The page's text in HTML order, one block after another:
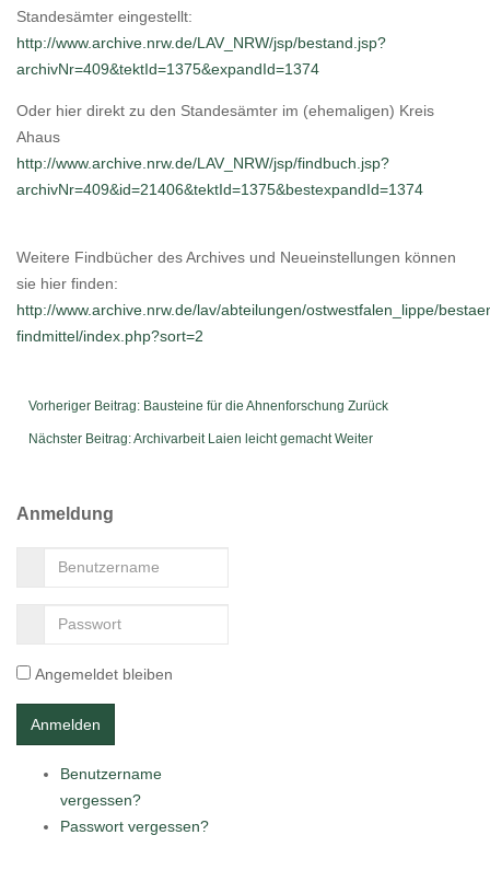
Standesämter eingestellt:
http://www.archive.nrw.de/LAV_NRW/jsp/bestand.jsp?
archivNr=409&tektId=1375&expandId=1374
Oder hier direkt zu den Standesämter im (ehemaligen) Kreis
Ahaus
http://www.archive.nrw.de/LAV_NRW/jsp/findbuch.jsp?
archivNr=409&id=21406&tektId=1375&bestexpandId=1374
Weitere Findbücher des Archives und Neueinstellungen können
sie hier finden:
http://www.archive.nrw.de/lav/abteilungen/ostwestfalen_lippe/
findmittel/index.php?sort=2
Vorheriger Beitrag: Bausteine für die Ahnenforschung Zurück
Nächster Beitrag: Archivarbeit Laien leicht gemacht Weiter
Anmeldung
Angemeldet bleiben
Benutzername
vergessen?
Passwort vergessen?